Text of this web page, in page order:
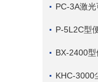
PC-3A激
P-5L2C型
KHC-3000